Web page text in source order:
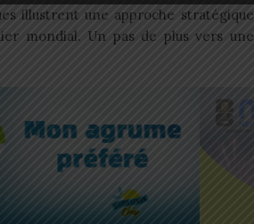
illustrent une approche stratégique
mondial. Un pas de plus vers une